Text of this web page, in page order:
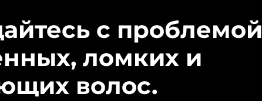
с проблемой
ломких и
волос.